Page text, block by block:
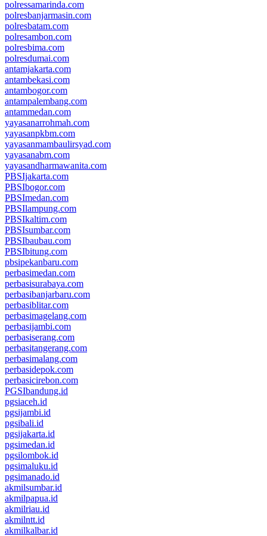
polressamarinda.com
polresbanjarmasin.com
polresbatam.com
polresambon.com
polresbima.com
polresdumai.com
antamjakarta.com
antambekasi.com
antambogor.com
antampalembang.com
antammedan.com
yayasanarrohmah.com
yayasanpkbm.com
yayasanmambaulirsyad.com
yayasanabm.com
yayasandharmawanita.com
PBSIjakarta.com
PBSIbogor.com
PBSImedan.com
PBSIlampung.com
PBSIkaltim.com
PBSIsumbar.com
PBSIbaubau.com
PBSIbitung.com
pbsipekanbaru.com
perbasimedan.com
perbasisurabaya.com
perbasibanjarbaru.com
perbasiblitar.com
perbasimagelang.com
perbasijambi.com
perbasiserang.com
perbasitangerang.com
perbasimalang.com
perbasidepok.com
perbasicirebon.com
PGSIbandung.id
pgsiaceh.id
pgsijambi.id
pgsibali.id
pgsijakarta.id
pgsimedan.id
pgsilombok.id
pgsimaluku.id
pgsimanado.id
akmilsumbar.id
akmilpapua.id
akmilriau.id
akmilntt.id
akmilkalbar.id